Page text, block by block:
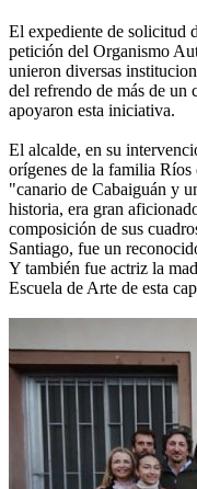
El expediente de solicitud
petición del Organismo
unieron diversas
del refrendo de más de un
apoyaron esta iniciativa.
El alcalde, en su
orígenes de la familia
"canario de Cabaiguán y
historia, era gran
composición de sus
Santiago, fue un
Y también fue actriz la
Escuela de Arte de esta